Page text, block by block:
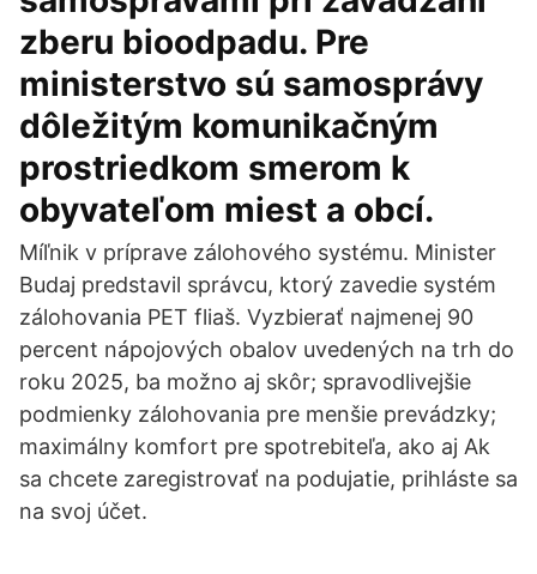
zberu bioodpadu. Pre
ministerstvo sú samosprávy
dôležitým komunikačným
prostriedkom smerom k
obyvateľom miest a obcí.
Míľnik v príprave zálohového systému. Minister
Budaj predstavil správcu, ktorý zavedie systém
zálohovania PET fliaš. Vyzbierať najmenej 90
percent nápojových obalov uvedených na trh do
roku 2025, ba možno aj skôr; spravodlivejšie
podmienky zálohovania pre menšie prevádzky;
maximálny komfort pre spotrebiteľa, ako aj Ak
sa chcete zaregistrovať na podujatie, prihláste sa
na svoj účet.